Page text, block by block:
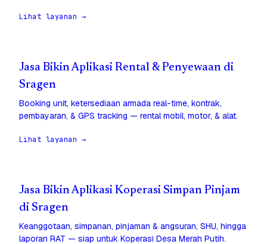
Lihat layanan →
Jasa Bikin Aplikasi Rental & Penyewaan di
Sragen
Booking unit, ketersediaan armada real-time, kontrak,
pembayaran, & GPS tracking — rental mobil, motor, & alat.
Lihat layanan →
Jasa Bikin Aplikasi Koperasi Simpan Pinjam
di Sragen
Keanggotaan, simpanan, pinjaman & angsuran, SHU, hingga
laporan RAT — siap untuk Koperasi Desa Merah Putih.